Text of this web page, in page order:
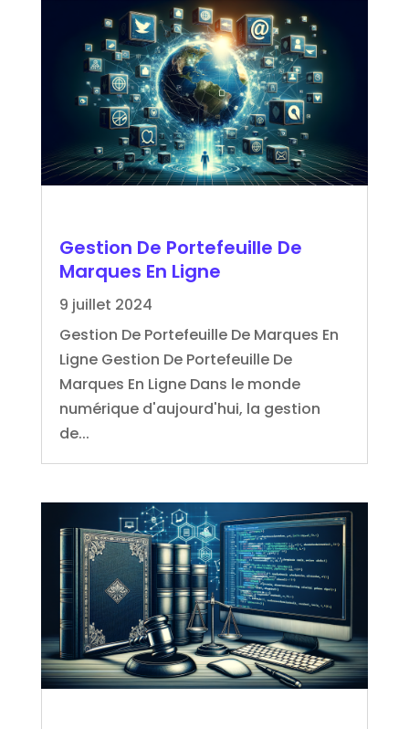
Gestion De Portefeuille De
Marques En Ligne
9 juillet 2024
Gestion De Portefeuille De Marques En
Ligne Gestion De Portefeuille De
Marques En Ligne Dans le monde
numérique d'aujourd'hui, la gestion
de...